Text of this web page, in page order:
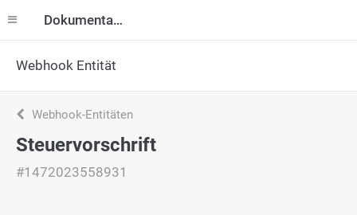
Dokumentation
Webhook Entität
Webhook-Entitäten
Steuervorschrift
#1472023558931